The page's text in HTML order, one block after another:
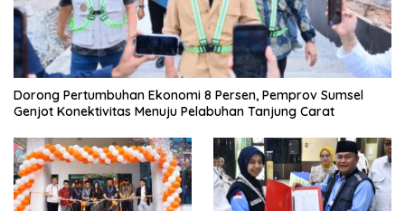
Dorong Pertumbuhan Ekonomi 8 Persen, Pemprov Sumsel
Genjot Konektivitas Menuju Pelabuhan Tanjung Carat